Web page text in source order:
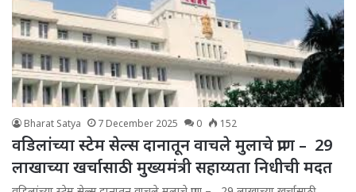
Bharat Satya 7 December 2025 0 152
वडिलांच्या स्टेम सेल्स दानातून वाचले मुलाचे प्राण – 29
लाखाच्या खर्चासाठी मुख्यमंत्री सहाय्यता निधीची मदत